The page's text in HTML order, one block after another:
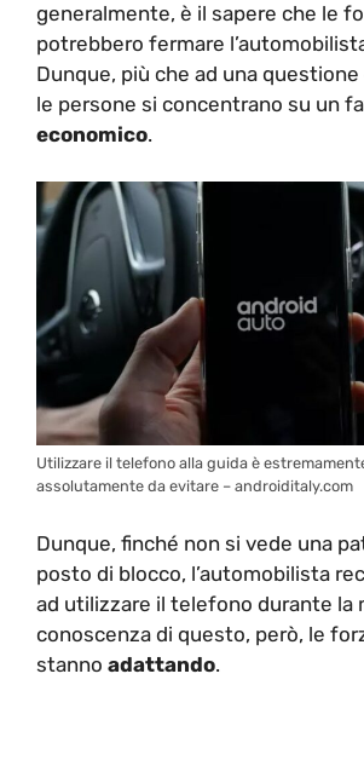
generalmente, è il sapere che le
potrebbero fermare
Dunque, più che ad una questione
le persone si concentrano su un
economico.
Utilizzare il telefono alla guida è
assolutamente da evitare – androiditaly.com
Dunque, finché non si vede una
posto di blocco, l’automobilista
ad utilizzare il telefono durante la
conoscenza di questo, però, le
stanno adattando.